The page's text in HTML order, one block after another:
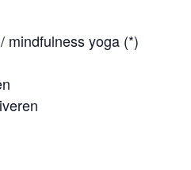
mindfulness yoga (*)